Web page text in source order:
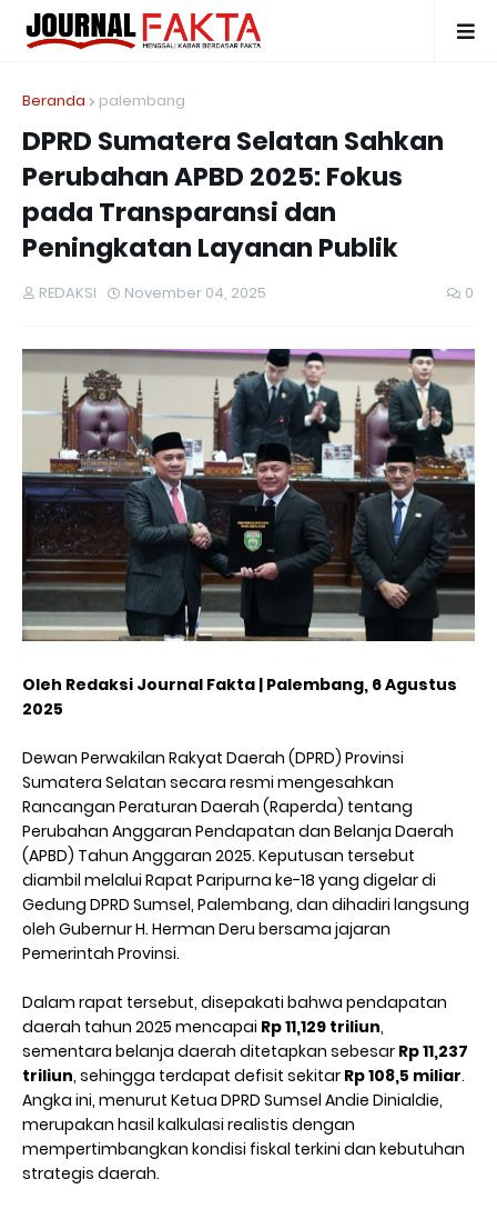
Beranda palembang
DPRD Sumatera Selatan Sahkan
Perubahan APBD 2025: Fokus
pada Transparansi dan
Peningkatan Layanan Publik
REDAKSI November 04, 2025 0
Oleh Redaksi Journal Fakta | Palembang, 6 Agustus
2025
Dewan Perwakilan Rakyat Daerah (DPRD) Provinsi
Sumatera Selatan secara resmi mengesahkan
Rancangan Peraturan Daerah (Raperda) tentang
Perubahan Anggaran Pendapatan dan Belanja Daerah
(APBD) Tahun Anggaran 2025. Keputusan tersebut
diambil melalui Rapat Paripurna ke-18 yang digelar di
Gedung DPRD Sumsel, Palembang, dan dihadiri langsung
oleh Gubernur H. Herman Deru bersama jajaran
Pemerintah Provinsi.
Dalam rapat tersebut, disepakati bahwa pendapatan
daerah tahun 2025 mencapai Rp 11,129 triliun,
sementara belanja daerah ditetapkan sebesar Rp 11,237
triliun, sehingga terdapat defisit sekitar Rp 108,5 miliar.
Angka ini, menurut Ketua DPRD Sumsel Andie Dinialdie,
merupakan hasil kalkulasi realistis dengan
mempertimbangkan kondisi fiskal terkini dan kebutuhan
strategis daerah.